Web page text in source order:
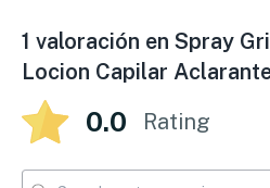
1 valoración en Spray
Locion Capilar
0.0 Rating